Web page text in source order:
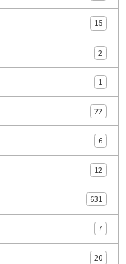
15
2
1
22
6
12
631
7
20